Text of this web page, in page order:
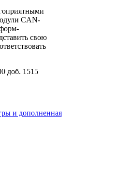
CAN-
свою
доб. 1515
и дополненная